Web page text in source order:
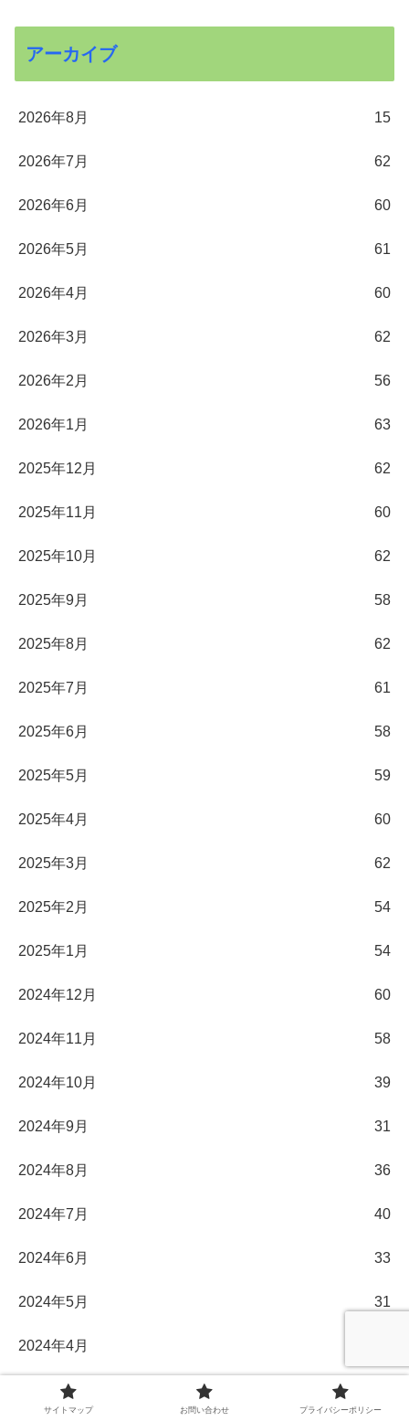
アーカイブ
2026年8月 15
2026年7月 62
2026年6月 60
2026年5月 61
2026年4月 60
2026年3月 62
2026年2月 56
2026年1月 63
2025年12月 62
2025年11月 60
2025年10月 62
2025年9月 58
2025年8月 62
2025年7月 61
2025年6月 58
2025年5月 59
2025年4月 60
2025年3月 62
2025年2月 54
2025年1月 54
2024年12月 60
2024年11月 58
2024年10月 39
2024年9月 31
2024年8月 36
2024年7月 40
2024年6月 33
2024年5月 31
2024年4月
2024年3月
サイトマップ お問い合わせ プライバシーポリシー